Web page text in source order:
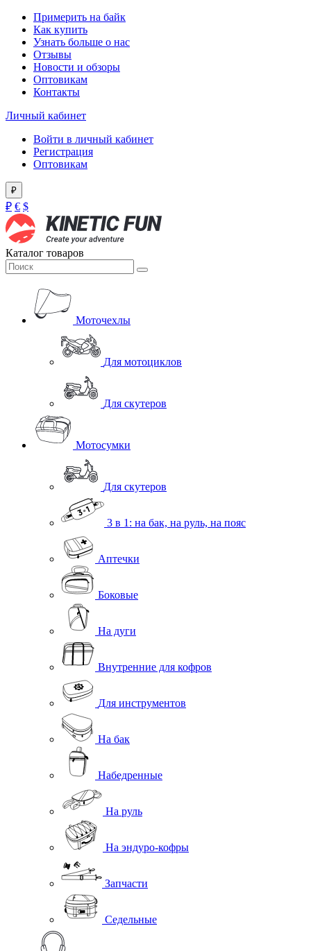
Примерить на байк
Как купить
Узнать больше о нас
Отзывы
Новости и обзоры
Оптовикам
Контакты
Личный кабинет
Войти в личный кабинет
Регистрация
Оптовикам
₽
₽ € $
Каталог товаров
Моточехлы
Для мотоциклов
Для скутеров
Мотосумки
Для скутеров
3 в 1: на бак, на руль, на пояс
Аптечки
Боковые
На дуги
Внутренние для кофров
Для инструментов
На бак
Набедренные
На руль
На эндуро-кофры
Запчасти
Седельные